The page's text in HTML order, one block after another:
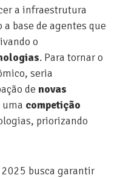
a infraestrutura
base de agentes que
o
. Para tornar o
seria
de novas
uma competição
priorizando
2025 busca garantir